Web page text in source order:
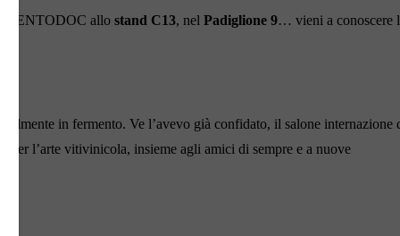
TRENTODOC allo stand C13, nel Padiglione 9… vieni a conoscere
in fermento. Ve l’avevo già confidato, il salone internazione
per l’arte vitivinicola, insieme agli amici di sempre e a nuove